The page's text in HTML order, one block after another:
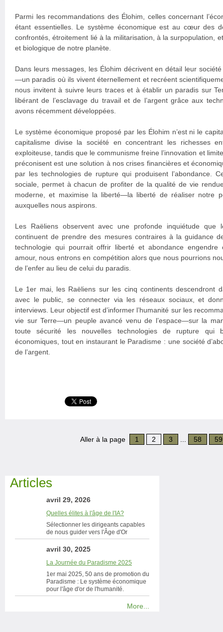
Parmi les recommandations des Élohim, celles concernant
étant essentielles. Le système économique est au cœur des
confrontés, étroitement lié à la militarisation, à la surpopulation,
et biologique de notre planète.
Dans leurs messages, les Élohim décrivent en détail leur
—un paradis où ils vivent éternellement et recréent
nous invitent à suivre leurs traces et à établir un paradis sur
libérant de l’esclavage du travail et de l’argent grâce aux
avons récemment développées.
Le système économique proposé par les Élohim n’est ni le
capitalisme divise la société en concentrant les richesses
exploiteuse, tandis que le communisme freine l’innovation et
préconisent est une solution à nos crises financières et
par les technologies de rupture qui produisent l’abondance.
sociale, permet à chacun de profiter de la qualité de vie
moderne, et maximise la liberté—la liberté de réaliser notre
auxquelles nous aspirons.
Les Raëliens observent avec une profonde inquiétude que
continuent de prendre des mesures contraires à la guidance
technologie qui pourrait offrir liberté et abondance engendre
amour, nous entrons en compétition alors que nous pourrions
de l’enfer au lieu de celui du paradis.
Le 1er mai, les Raëliens sur les cinq continents descendront
avec le public, se connecter via les réseaux sociaux, et
interviews. Leur objectif est d’informer l’humanité sur les
vie sur Terre—un peuple avancé venu de l’espace—sur la
toute sécurité les nouvelles technologies de rupture qui
économiques, tout en instaurant le Paradisme : une société
de l’argent.
Aller à la page 1 2 3 58 59
Articles
avril 29, 2026
Quelles élites à l'âge de l'IA?
Sélectionner les dirigeants capables
de nous guider vers l'Âge d'Or
avril 30, 2025
La Journée du Paradisme 2025
1er mai 2025, 50 ans de promotion du
Paradisme : Le système économique
pour l'âge d'or de l'humanité.
More...